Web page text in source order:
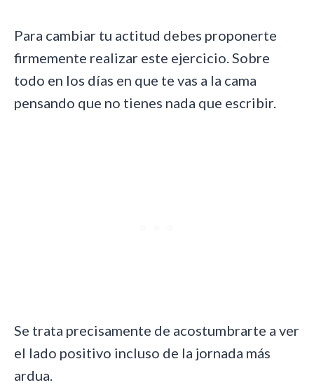
Para cambiar tu actitud debes proponerte
firmemente realizar este ejercicio. Sobre
todo en los días en que te vas a la cama
pensando que no tienes nada que escribir.
Se trata precisamente de acostumbrarte a ver
el lado positivo incluso de la jornada más
ardua.